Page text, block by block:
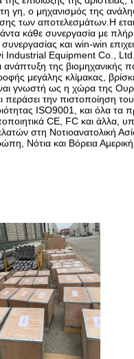
γη, ο μηχανισμός της
των αποτελεσμάτων.Η
κάθε συνεργασία με
συνεργασίας και win-win
Industrial Equipment Co., Ltd.
ανάπτυξη της βιομηχανικής
μεγάλης κλίμακας,
γνωστή ως η χώρα της
περάσει την πιστοποίηση
ISO9001, και όλα τα
CE, FC και άλλα,
στη Νοτιοανατολική
Νότια και Βόρεια Αμερική